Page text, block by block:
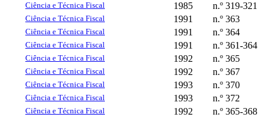
Ciência e Técnica Fiscal 1985 n.º 319-321
Ciência e Técnica Fiscal 1991 n.º 363
Ciência e Técnica Fiscal 1991 n.º 364
Ciência e Técnica Fiscal 1991 n.º 361-364
Ciência e Técnica Fiscal 1992 n.º 365
Ciência e Técnica Fiscal 1992 n.º 367
Ciência e Técnica Fiscal 1993 n.º 370
Ciência e Técnica Fiscal 1993 n.º 372
Ciência e Técnica Fiscal 1992 n.º 365-368